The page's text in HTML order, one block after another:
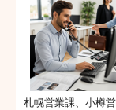
札幌営業課、小樽